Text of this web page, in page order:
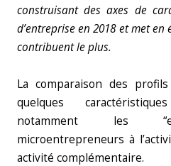
construisant des axes de
d’entreprise en 2018 et met
contribuent le plus.
La comparaison des
quelques
notamment les
microentrepreneurs à
activité complémentaire.